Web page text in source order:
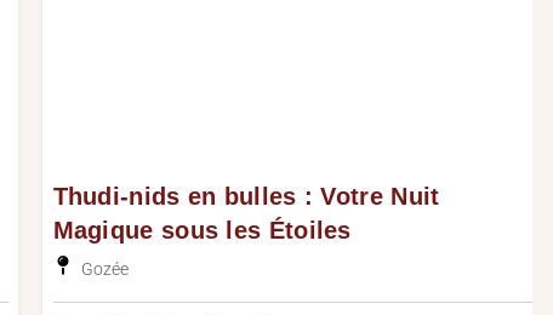
Thudi-nids en bulles : Votre Nuit
Magique sous les Étoiles
Gozée